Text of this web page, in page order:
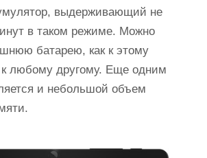
выдерживающий не
в таком режиме. Можно
батарею, как к этому
к любому другому. Еще одним
и небольшой объем